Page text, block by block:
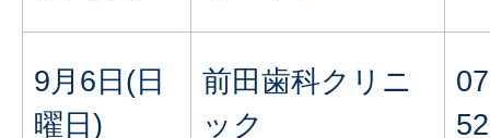
9月6日(日
曜日)
前田歯科クリニ
ック